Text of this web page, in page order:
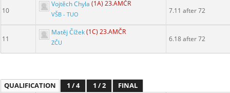
10
Vojtěch Chyla (1A) 23.AMČR
VŠB - TUO 7.11 after 72
11
Matěj Čížek(1C) 23.AMČR
ZČU 6.18 after 72
QUALIFICATION 1 / 4 1 / 2
FINAL